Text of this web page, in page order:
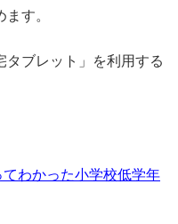
す。
タブレット」を利用する
てわかった小学校低学年